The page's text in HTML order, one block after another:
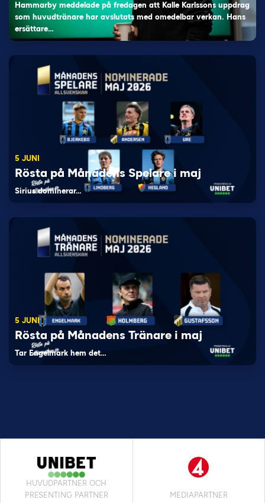
Hammarby meddelade på fredagen att Kalle Karlssons uppdrag
som huvudtränare har avslutats med omedelbar verkan. Hans
ersättare…
5 JUNI
Rösta på Månadens Spelare i maj
Sirius dominerar…
5 JUNI
Rösta på Månadens Tränare i maj
Tar Engelmark hem det…
HUVUDPARTNER OCH
PRESENTING PARTNER
MEDIAPARTNER